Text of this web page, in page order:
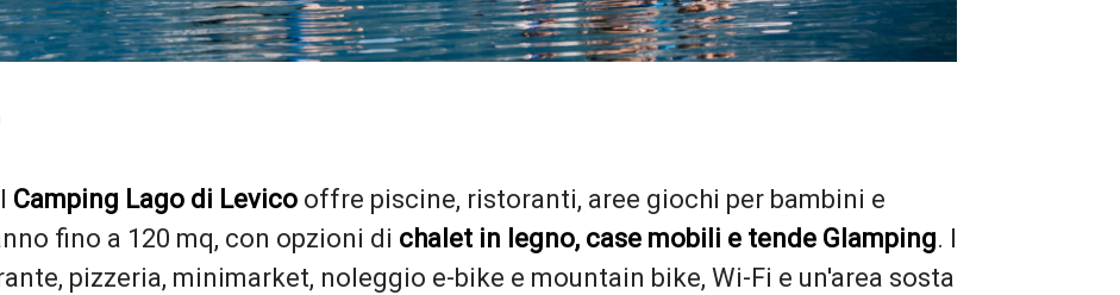
Camping Lago di Levico offre piscine, ristoranti, aree giochi per bambini e
fino a 120 mq, con opzioni di chalet in legno, case mobili e tende Glamping. I
pizzeria, minimarket, noleggio e-bike e mountain bike, Wi-Fi e un'area sosta